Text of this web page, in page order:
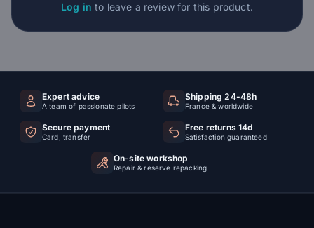
Log in to leave a review for this product.
Expert advice
A team of passionate pilots
Shipping 24-48h
France & worldwide
Secure payment
Card, transfer
Free returns 14d
Satisfaction guaranteed
On-site workshop
Repair & reserve repacking